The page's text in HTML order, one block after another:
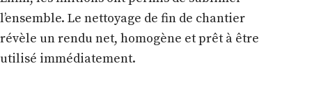
l’ensemble. Le nettoyage de fin de chantier
révèle un rendu net, homogène et prêt à être
utilisé immédiatement.